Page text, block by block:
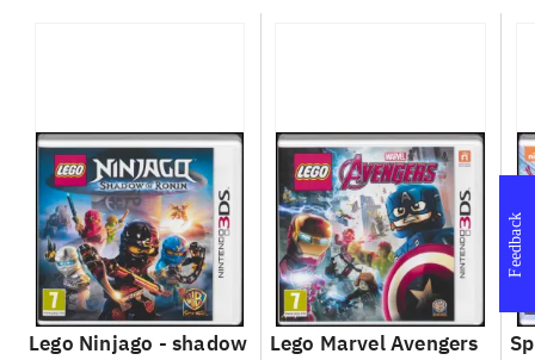
Lego Ninjago - shadow
Lego Marvel Avengers
Feedback